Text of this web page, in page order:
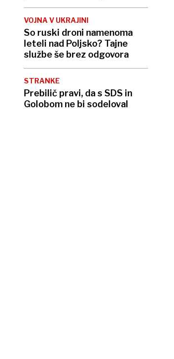
VOJNA V UKRAJINI
So ruski droni namenoma
leteli nad Poljsko? Tajne
službe še brez odgovora
STRANKE
Prebilič pravi, da s SDS in
Golobom ne bi sodeloval